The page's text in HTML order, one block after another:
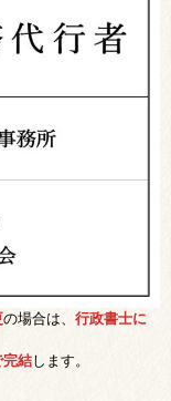
の場合は、 行政書士に
完結します。